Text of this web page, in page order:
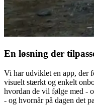
En løsning der
Vi har udviklet en app, der
visuelt stærkt og enkelt
hvordan de vil følge med -
- og hvornår på dagen det